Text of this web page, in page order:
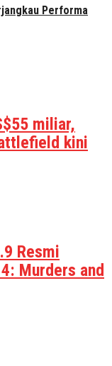
Performa
miliar,
kini
Resmi
Murders and